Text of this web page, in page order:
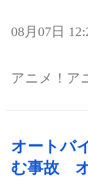
08月07日
アニメ！ア
オートバ
む事故